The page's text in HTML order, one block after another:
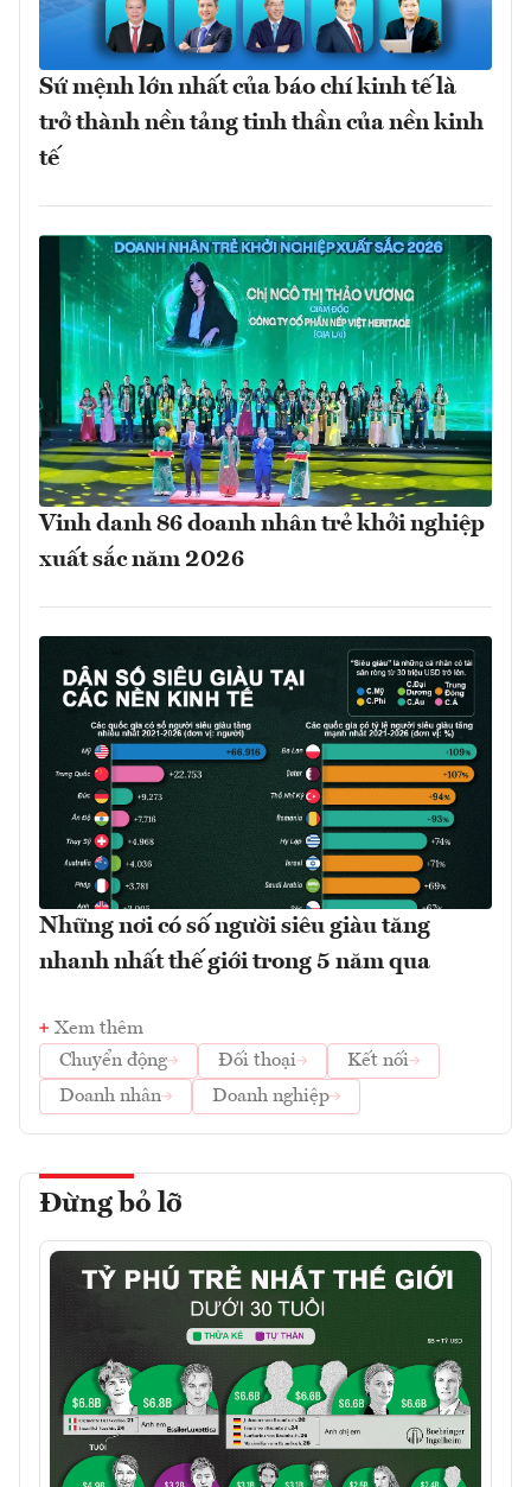
Sứ mệnh lớn nhất của báo chí kinh tế là
trở thành nền tảng tinh thần của nền kinh
tế
Vinh danh 86 doanh nhân trẻ khởi nghiệp
xuất sắc năm 2026
Những nơi có số người siêu giàu tăng
nhanh nhất thế giới trong 5 năm qua
Xem thêm
Chuyển động
Đối thoại
Kết nối
Doanh nhân
Doanh nghiệp
Đừng bỏ lỡ